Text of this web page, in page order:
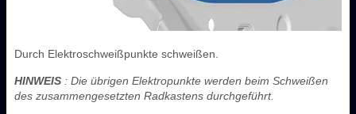
Durch Elektroschweißpunkte schweißen.
HINWEIS : Die übrigen Elektropunkte werden beim Schweißen
des zusammengesetzten Radkastens durchgeführt.